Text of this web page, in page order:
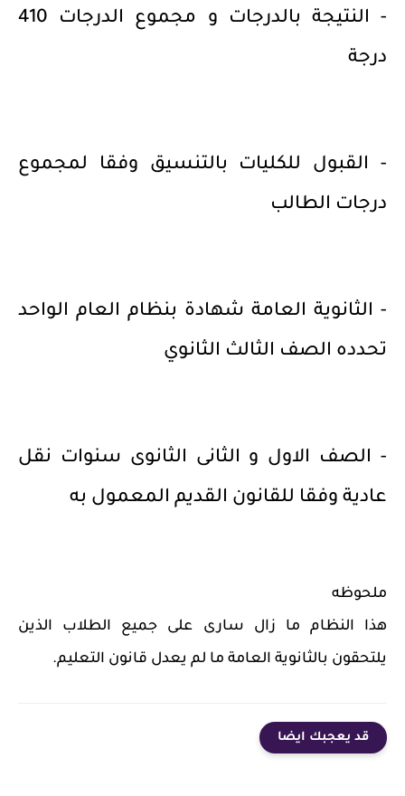
- النتيجة بالدرجات و مجموع الدرجات 410
درجة
- القبول للكليات بالتنسيق وفقا لمجموع
درجات الطالب
- الثانوية العامة شهادة بنظام العام الواحد
تحدده الصف الثالث الثانوي
- الصف الاول و الثانى الثانوى سنوات نقل
عادية وفقا للقانون القديم المعمول به
ملحوظه
هذا النظام ما زال سارى على جميع الطلاب الذين
يلتحقون بالثانوية العامة ما لم يعدل قانون التعليم.
قد يعجبك ايضا